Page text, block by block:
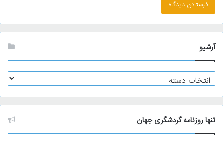
آرشیو
آ
ر
ش
ی
و
تنها روزنامه گردشگری جهان